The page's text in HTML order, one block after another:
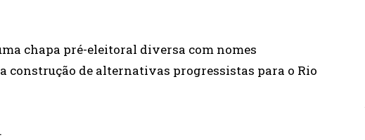
chapa pré-eleitoral diversa com nomes
construção de alternativas progressistas para o Rio